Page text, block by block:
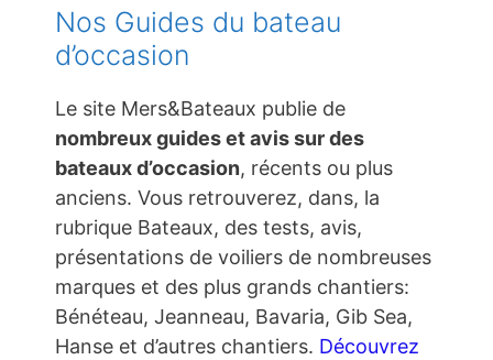
Nos Guides du bateau
d’occasion
Le site Mers&Bateaux publie de
nombreux guides et avis sur des
bateaux d’occasion, récents ou plus
anciens. Vous retrouverez, dans, la
rubrique Bateaux, des tests, avis,
présentations de voiliers de nombreuses
marques et des plus grands chantiers:
Bénéteau, Jeanneau, Bavaria, Gib Sea,
Hanse et d’autres chantiers. Découvrez